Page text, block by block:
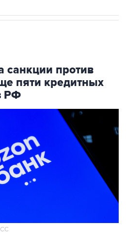
санкции против
пяти кредитных
РФ